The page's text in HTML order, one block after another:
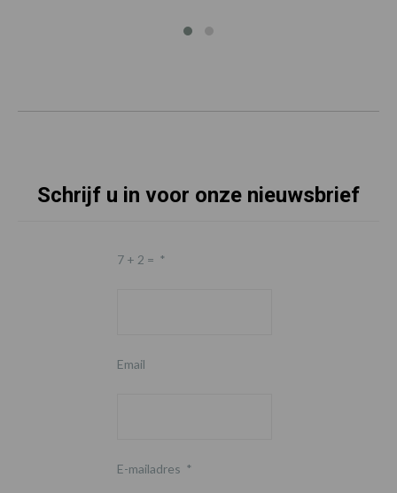
Schrijf u in voor onze nieuwsbrief
7 + 2 = *
Email
E-mailadres *